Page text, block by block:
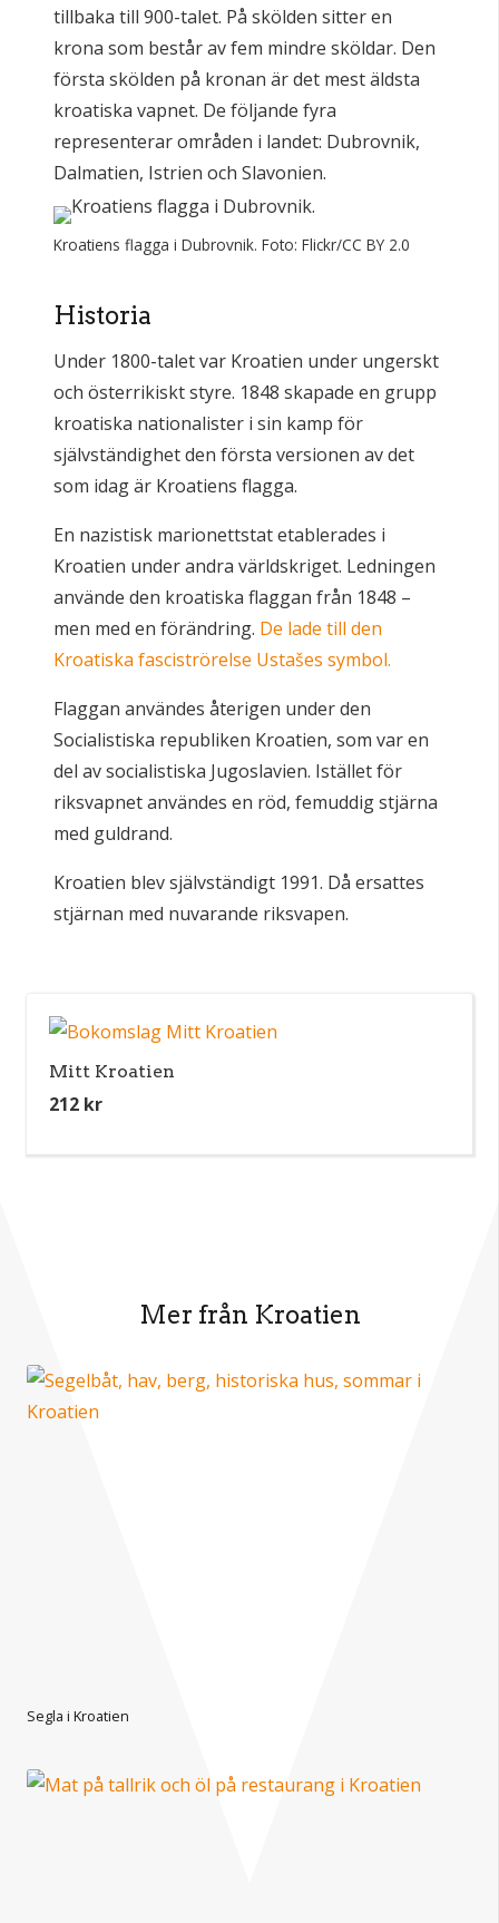
tillbaka till 900-talet. På skölden sitter en
krona som består av fem mindre sköldar. Den
första skölden på kronan är det mest äldsta
kroatiska vapnet. De följande fyra
representerar områden i landet: Dubrovnik,
Dalmatien, Istrien och Slavonien.
Kroatiens flagga i Dubrovnik. Foto: Flickr/CC BY 2.0
Historia
Under 1800-talet var Kroatien under ungerskt
och österrikiskt styre. 1848 skapade en grupp
kroatiska nationalister i sin kamp för
självständighet den första versionen av det
som idag är Kroatiens flagga.
En nazistisk marionettstat etablerades i
Kroatien under andra världskriget. Ledningen
använde den kroatiska flaggan från 1848 –
men med en förändring. De lade till den
Kroatiska fasciströrelse Ustašes symbol.
Flaggan användes återigen under den
Socialistiska republiken Kroatien, som var en
del av socialistiska Jugoslavien. Istället för
riksvapnet användes en röd, femuddig stjärna
med guldrand.
Kroatien blev självständigt 1991. Då ersattes
stjärnan med nuvarande riksvapen.
Mitt Kroatien
212 kr
Mer från Kroatien
Segla i Kroatien